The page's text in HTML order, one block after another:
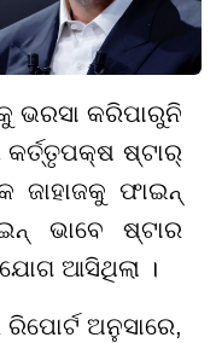
ଭରସା କରିପାରୁନି
କର୍ତ୍ତୃପକ୍ଷ ଷ୍ଟାର୍
ଫାଇନ୍
ଭାବେ ଷ୍ଟାର
ଆସିଥିଲା ।
ଅନୁସାରେ,